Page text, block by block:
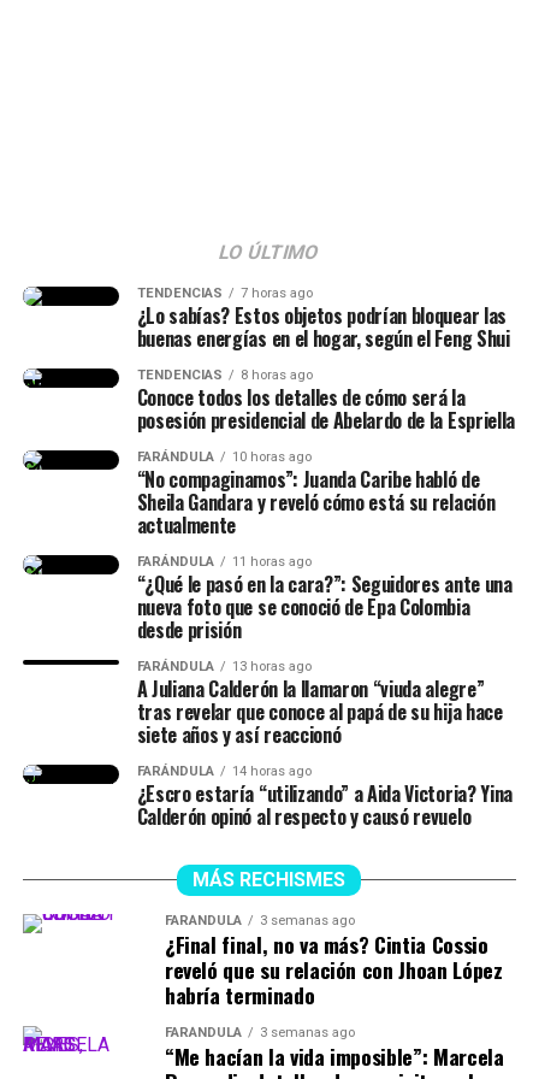
LO ÚLTIMO
TENDENCIAS 7 horas ago
¿Lo sabías? Estos objetos podrían bloquear las
buenas energías en el hogar, según el Feng Shui
TENDENCIAS 8 horas ago
Conoce todos los detalles de cómo será la
posesión presidencial de Abelardo de la Espriella
FARÁNDULA 10 horas ago
“No compaginamos”: Juanda Caribe habló de
Sheila Gandara y reveló cómo está su relación
actualmente
FARÁNDULA 11 horas ago
“¿Qué le pasó en la cara?”: Seguidores ante una
nueva foto que se conoció de Epa Colombia
desde prisión
FARÁNDULA 13 horas ago
A Juliana Calderón la llamaron “viuda alegre”
tras revelar que conoce al papá de su hija hace
siete años y así reaccionó
FARÁNDULA 14 horas ago
¿Escro estaría “utilizando” a Aida Victoria? Yina
Calderón opinó al respecto y causó revuelo
MÁS RECHISMES
FARÁNDULA 3 semanas ago
¿Final final, no va más? Cintia Cossio
reveló que su relación con Jhoan López
habría terminado
FARÁNDULA 3 semanas ago
“Me hacían la vida imposible”: Marcela